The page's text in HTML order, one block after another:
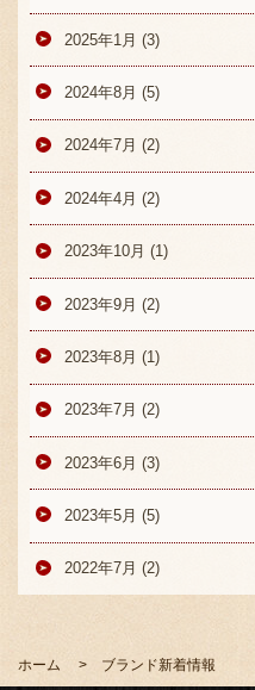
2025年1月 (3)
2024年8月 (5)
2024年7月 (2)
2024年4月 (2)
2023年10月 (1)
2023年9月 (2)
2023年8月 (1)
2023年7月 (2)
2023年6月 (3)
2023年5月 (5)
2022年7月 (2)
ホーム ブランド新着情報